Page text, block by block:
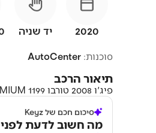
2020 יד שניה
סוכנות: AutoCenter
תיאור הרכב
פיג'ו 2008 טורבו 1199 PREMIUM אוטו 2020
סיכום חכם של Keyz
מה חשוב לדעת